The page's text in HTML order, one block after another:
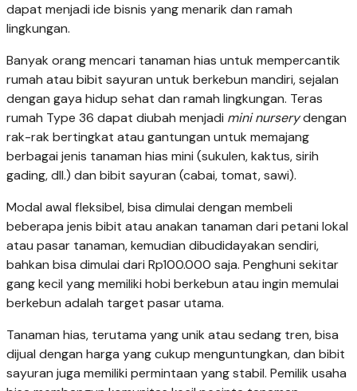
dapat menjadi ide bisnis yang menarik dan ramah
lingkungan.
Banyak orang mencari tanaman hias untuk mempercantik
rumah atau bibit sayuran untuk berkebun mandiri, sejalan
dengan gaya hidup sehat dan ramah lingkungan. Teras
rumah Type 36 dapat diubah menjadi mini nurserydengan
rak-rak bertingkat atau gantungan untuk memajang
berbagai jenis tanaman hias mini (sukulen, kaktus, sirih
gading, dll.) dan bibit sayuran (cabai, tomat, sawi).
Modal awal fleksibel, bisa dimulai dengan membeli
beberapa jenis bibit atau anakan tanaman dari petani lokal
atau pasar tanaman, kemudian dibudidayakan sendiri,
bahkan bisa dimulai dari Rp100.000 saja. Penghuni sekitar
gang kecil yang memiliki hobi berkebun atau ingin memulai
berkebun adalah target pasar utama.
Tanaman hias, terutama yang unik atau sedang tren, bisa
dijual dengan harga yang cukup menguntungkan, dan bibit
sayuran juga memiliki permintaan yang stabil. Pemilik usaha